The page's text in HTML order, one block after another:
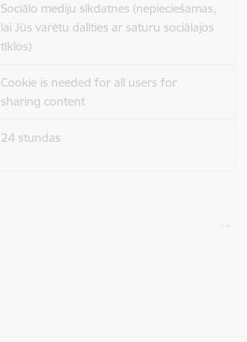
Sociālo mediju sīkdatnes (nepieciešamas,
lai Jūs varētu dalīties ar saturu sociālajos
tīklos)
Cookie is needed for all users for
sharing content
24 stundas